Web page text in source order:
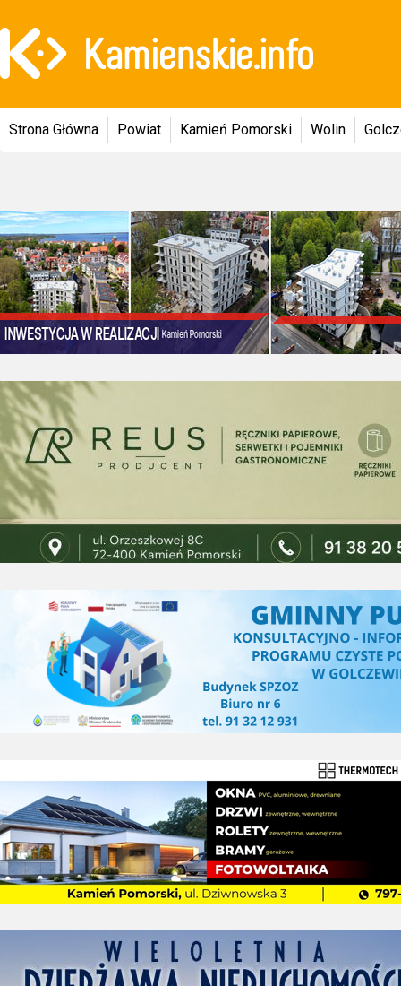
Strona Główna Powiat Kamień Pomorski Wolin